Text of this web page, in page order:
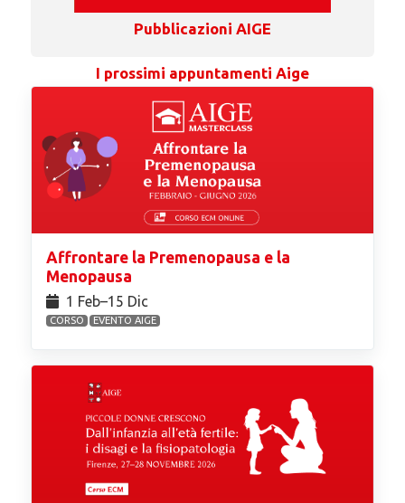
Pubblicazioni AIGE
I prossimi appuntamenti Aige
Affrontare la Premenopausa e la
Menopausa
1 Feb⁠–15 Dic
CORSO EVENTO AIGE